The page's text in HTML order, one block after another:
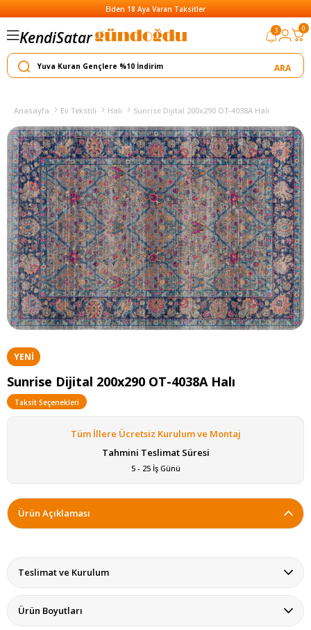
Elden 18 Aya Varan Taksitler
KendiSatar
Yapar
3 0
Anasayfa Ev Tekstili Halı Sunrise Dijital 200x290 OT-4038A Halı
YENI
ÜRÜN
Sunrise Dijital 200x290 OT-4038A Halı
Taksit Seçenekleri
Tüm İllere Ücretsiz Kurulum ve Montaj
Tahmini Teslimat Süresi
5 - 25 İş Günü
Ürün Açıklaması
Teslimat ve Kurulum
Ürün Boyutları